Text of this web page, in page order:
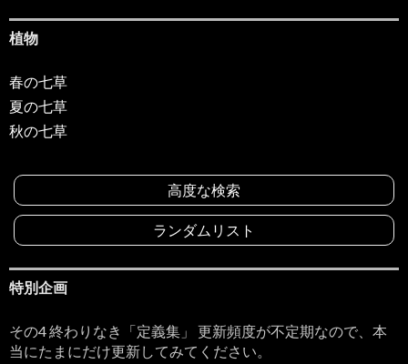
植物
春の七草
夏の七草
秋の七草
高度な検索
ランダムリスト
特別企画
その4 終わりなき「定義集」 更新頻度が不定期なので、本
当にたまにだけ更新してみてください。